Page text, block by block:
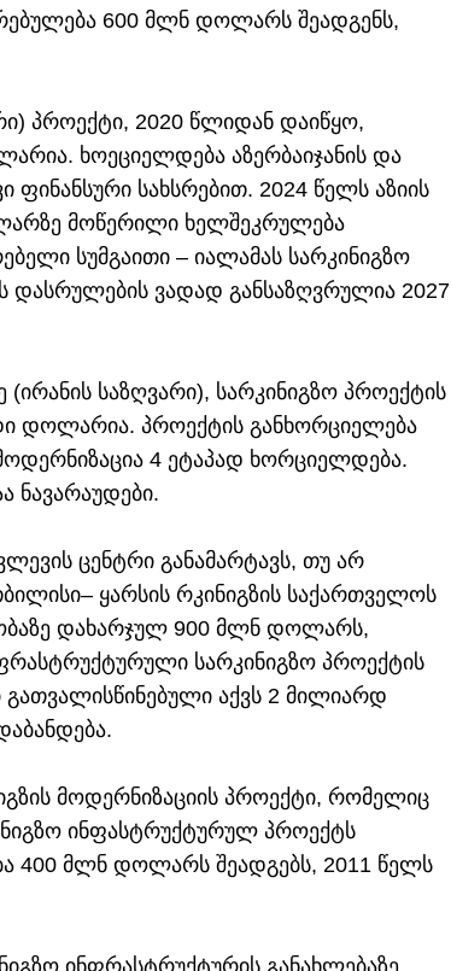
600 მლნ დოლარს შეადგენს,
პროექტი, 2020 წლიდან დაიწყო,
ხოეციელდება აზერბაიჯანის და
ფინანსური სახსრებით. 2024 წელს აზიის
მოწერილი ხელშეკრულება
სუმგაითი – იალამას სარკინიგზო
დასრულების ვადად განსაზღვრულია 2027
საზღვარი), სარკინიგზო პროექტის
დოლარია. პროექტის განხორციელება
4 ეტაპად ხორციელდება.
ნავარაუდები.
ცენტრი განამარტავს, თუ არ
ყარსის რკინიგზის საქართველოს
დახარჯულ 900 მლნ დოლარს,
სარკინიგზო პროექტის
გათვალისწინებული აქვს 2 მილიარდ
მოდერნიზაციის პროექტი, რომელიც
ინფასტრუქტურულ პროექტს
400 მლნ დოლარს შეადგებს, 2011 წელს
ინფრასტრუქტურის განახლებაზე